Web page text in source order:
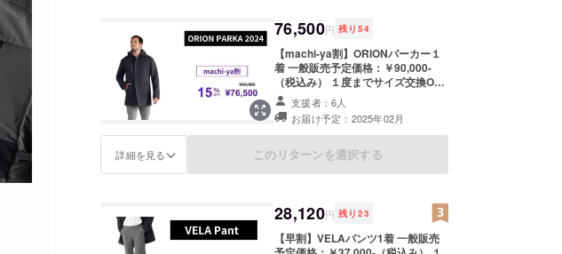
76,500円 残り 54
【machi-ya割】ORIONパーカー１
着 一般販売予定価格：￥90,000-
（税込み） １度までサイズ交換OK
※サイズ交換用の在庫を別にご用意
しておりますが、万が一在庫がなく
なった場合には交換できないことも
ございますのであらかじめご了承く
ださい。 ※価格は消費税・送料込み
下のような購入者様都合により再配
送または転送となった際は、着払い
での配送となりますので、予めご了
支援者：6人
お届け予定：2025年02月
詳細を見る このリターンを選択する
28,120円 残り 23
【早割】VELAパンツ1着 一般販売